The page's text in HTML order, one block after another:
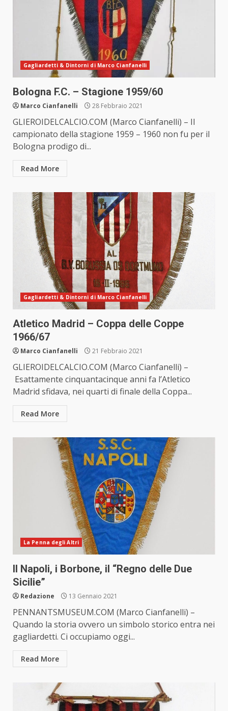
Gagliardetti & Dintorni di Marco Cianfanelli
Bologna F.C. – Stagione 1959/60
Marco Cianfanelli 28 Febbraio 2021
GLIEROIDELCALCIO.COM (Marco Cianfanelli) – Il
campionato della stagione 1959 – 1960 non fu per il
Bologna prodigo di...
Read More
Gagliardetti & Dintorni di Marco Cianfanelli
Atletico Madrid – Coppa delle Coppe
1966/67
Marco Cianfanelli 21 Febbraio 2021
GLIEROIDELCALCIO.COM (Marco Cianfanelli) –
Esattamente cinquantacinque anni fa l’Atletico
Madrid sfidava, nei quarti di finale della Coppa...
Read More
La Penna degli Altri
Il Napoli, i Borbone, il “Regno delle Due
Sicilie”
Redazione 13 Gennaio 2021
PENNANTSMUSEUM.COM (Marco Cianfanelli) –
Quando la storia ovvero un simbolo storico entra nei
gagliardetti. Ci occupiamo oggi...
Read More